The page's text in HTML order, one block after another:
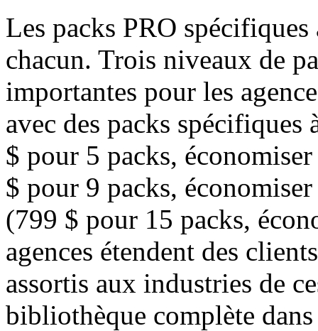
Les packs PRO
chacun. Trois niveaux de
importantes pour les
avec des packs
$ pour 5 packs,
$ pour 9 packs,
(799 $ pour 15 packs,
agences étendent des
assortis aux industries de
bibliothèque complète